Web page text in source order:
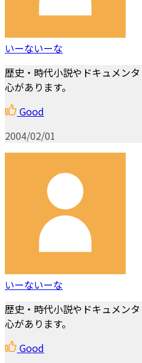
いーないーな
歴史・時代小説やドキュメン
心があります。
Good
2004/02/01
いーないーな
歴史・時代小説やドキュメン
心があります。
Good